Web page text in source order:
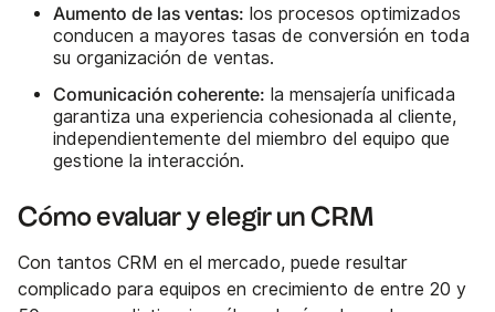
Aumento de las ventas: los procesos optimizados
conducen a mayores tasas de conversión en toda
su organización de ventas.
Comunicación coherente: la mensajería unificada
garantiza una experiencia cohesionada al cliente,
independientemente del miembro del equipo que
gestione la interacción.
Cómo evaluar y elegir un CRM
Con tantos CRM en el mercado, puede resultar
complicado para equipos en crecimiento de entre 20 y